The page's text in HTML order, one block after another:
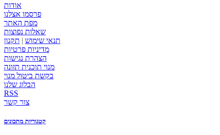
אודות
פרסמו אצלנו
מפת האתר
שאלות נפוצות
תנאי שימוש | תקנון
מדיניות פרטיות
הצהרת נגישות
מנוי תוכנית תזונה
בקשת ביטול מנוי
הבלוג שלנו
RSS
צור קשר
קטגוריות מתכונים